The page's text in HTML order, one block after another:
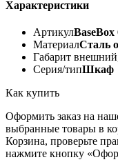
Характеристики
АртикулBaseBox
МатериалСталь
Габарит
Серия/типШкаф
Как купить
Оформить заказ на
выбранные товары в
Корзина, проверьте
нажмите кнопку